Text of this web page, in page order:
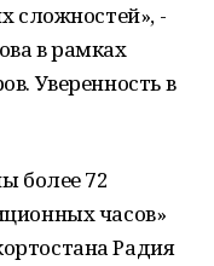
сложностей», -
в рамках
Уверенность в
более 72
часов»
Радия